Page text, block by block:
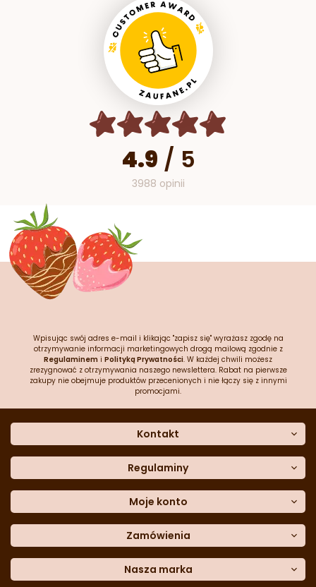
4.9 / 5
3988 opinii
Wpisując swój adres e-mail i klikając "zapisz się" wyrażasz zgodę na
otrzymywanie informacji marketingowych drogą mailową zgodnie z
Regulaminem i Polityką Prywatności. W każdej chwili możesz
zrezygnować z otrzymywania naszego newslettera. Rabat na pierwsze
zakupy nie obejmuje produktów przecenionych i nie łączy się z innymi
promocjami.
Kontakt
Dane kontaktowe
Często zadawane pytania
Sklep stacjonarny
Formularz kontaktowy
Blog
telefon:601 767 272
Regulaminy
Polityka prywatności
Polityka cookies
Polityka reklamacji
Polityka zwrotów
Dostępność cyfrowa
Moje konto
Moje dane
Historia zamówień
Lista ulubionych
Moje rabaty
Zamówienia
Metody płatności
Dane do przelewu
Nasza marka